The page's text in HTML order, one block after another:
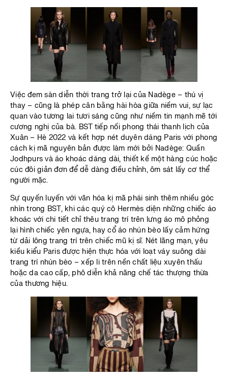
Việc đem sàn diễn thời trang trở lại của Nadège – thú vị
thay – cũng là phép cân bằng hài hòa giữa niềm vui, sự lạc
quan vào tương lai tươi sáng cũng như niềm tin mạnh mẽ tới
cương nghị của bà. BST tiếp nối phong thái thanh lịch của
Xuân – Hè 2022 và kết hợp nét duyên dáng Paris với phong
cách kị mã nguyên bản được làm mới bởi Nadège: Quần
Jodhpurs và áo khoác dáng dài, thiết kế một hàng cúc hoặc
cúc đôi giản đơn để dễ dàng điều chỉnh, ôm sát lấy cơ thể
người mặc.
Sự quyến luyến với văn hóa kị mã phái sinh thêm nhiều góc
nhìn trong BST, khi các quý cô Hermès diện những chiếc áo
khoác với chi tiết chỉ thêu trang trí trên lưng áo mô phỏng
lại hình chiếc yên ngựa, hay cổ áo nhún bèo lấy cảm hứng
từ dải lông trang trí trên chiếc mũ kị sĩ. Nét lãng mạn, yêu
kiều kiểu Paris được hiện thực hóa với loạt váy suông dài
trang trí nhún bèo – xếp li trên nền chất liệu xuyên thấu
hoặc da cao cấp, phô diễn khả năng chế tác thượng thừa
của thương hiệu.